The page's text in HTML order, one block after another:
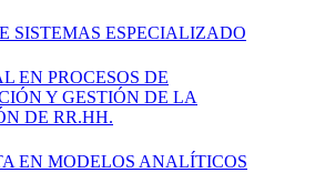
SISTEMAS ESPECIALIZADO
EN PROCESOS DE
Y GESTIÓN DE LA
DE RR.HH.
EN MODELOS ANALÍTICOS